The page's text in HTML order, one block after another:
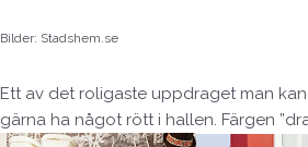
Bilder: Stadshem.se
Ett av det roligaste uppdraget man
gärna ha något rött i hallen. Färgen